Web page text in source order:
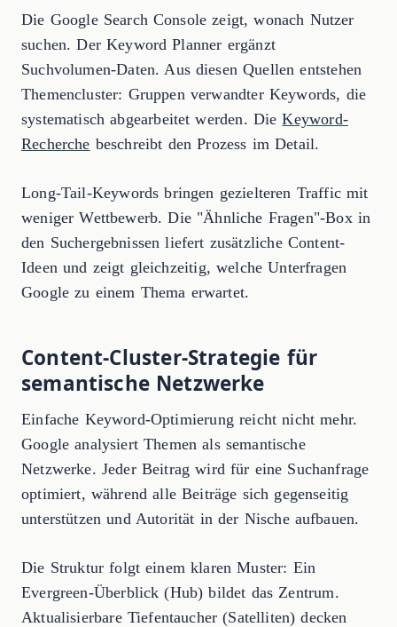
Die Google Search Console zeigt, wonach Nutzer
suchen. Der Keyword Planner ergänzt
Suchvolumen-Daten. Aus diesen Quellen entstehen
Themencluster: Gruppen verwandter Keywords, die
systematisch abgearbeitet werden. DieKeyword-
Recherche beschreibt den Prozess im Detail.
Long-Tail-Keywords bringen gezielteren Traffic mit
weniger Wettbewerb. Die "Ähnliche Fragen"-Box in
den Suchergebnissen liefert zusätzliche Content-
Ideen und zeigt gleichzeitig, welche Unterfragen
Google zu einem Thema erwartet.
Content-Cluster-Strategie für
semantische Netzwerke
Einfache Keyword-Optimierung reicht nicht mehr.
Google analysiert Themen als semantische
Netzwerke. Jeder Beitrag wird für eine Suchanfrage
optimiert, während alle Beiträge sich gegenseitig
unterstützen und Autorität in der Nische aufbauen.
Die Struktur folgt einem klaren Muster: Ein
Evergreen-Überblick (Hub) bildet das Zentrum.
Aktualisierbare Tiefentaucher (Satelliten) decken